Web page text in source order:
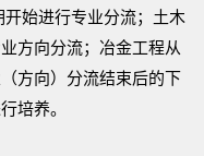
开始进行专业分流；土木
方向分流；冶金工程从
方向）分流结束后的下
培养。